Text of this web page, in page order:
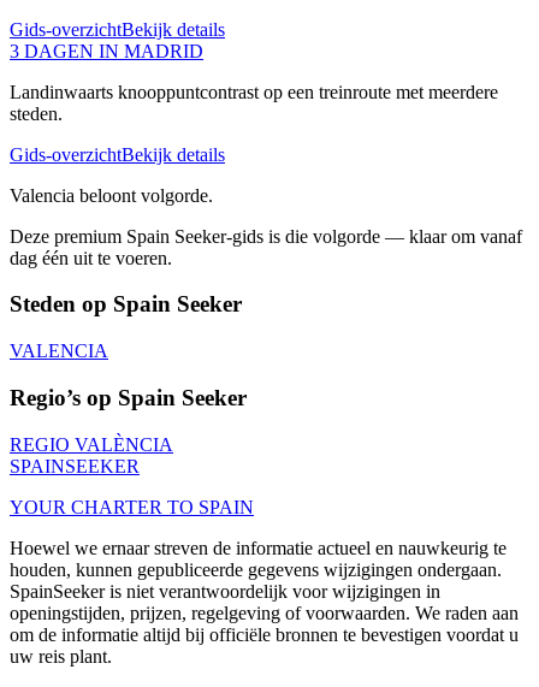
Gids-overzichtBekijk details
3 DAGEN IN MADRID
Landinwaarts knooppuntcontrast op een treinroute met meerdere
steden.
Gids-overzichtBekijk details
Valencia beloont volgorde.
Deze premium Spain Seeker-gids is die volgorde — klaar om vanaf
dag één uit te voeren.
Steden op Spain Seeker
VALENCIA
Regio’s op Spain Seeker
REGIO VALÈNCIA
SPAINSEEKER
YOUR CHARTER TO SPAIN
Hoewel we ernaar streven de informatie actueel en nauwkeurig te
houden, kunnen gepubliceerde gegevens wijzigingen ondergaan.
SpainSeeker is niet verantwoordelijk voor wijzigingen in
openingstijden, prijzen, regelgeving of voorwaarden. We raden aan
om de informatie altijd bij officiële bronnen te bevestigen voordat u
uw reis plant.